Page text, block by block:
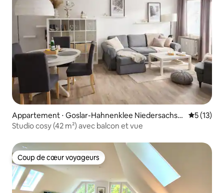
Appartement ⋅ Goslar-Hahnenklee Niedersachse
n
5 (13)
Studio cosy (42 m²) avec balcon et vue
Coup de cœur voyageurs
Coup de cœur voyageurs